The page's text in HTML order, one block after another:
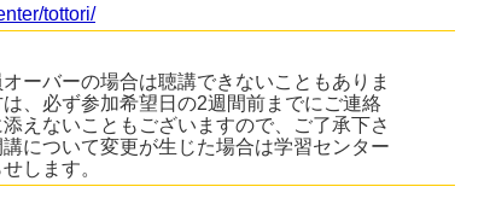
tottori/
ーバーの場合は聴講できないこともありま
、必ず参加希望日の2週間前までにご連絡
えないこともございますので、ご了承下さ
について変更が生じた場合は学習センター
します。